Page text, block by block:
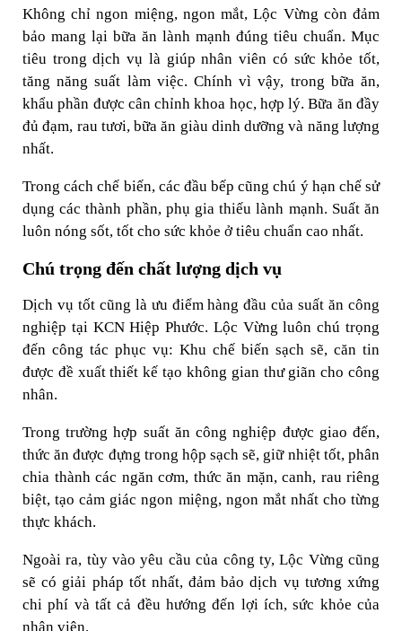
Không chỉ ngon miệng, ngon mắt, Lộc Vừng còn đảm
bảo mang lại bữa ăn lành mạnh đúng tiêu chuẩn. Mục
tiêu trong dịch vụ là giúp nhân viên có sức khỏe tốt,
tăng năng suất làm việc. Chính vì vậy, trong bữa ăn,
khẩu phần được cân chỉnh khoa học, hợp lý. Bữa ăn đầy
đủ đạm, rau tươi, bữa ăn giàu dinh dưỡng và năng lượng
nhất.
Trong cách chế biến, các đầu bếp cũng chú ý hạn chế sử
dụng các thành phần, phụ gia thiếu lành mạnh. Suất ăn
luôn nóng sốt, tốt cho sức khỏe ở tiêu chuẩn cao nhất.
Chú trọng đến chất lượng dịch vụ
Dịch vụ tốt cũng là ưu điểm hàng đầu của suất ăn công
nghiệp tại KCN Hiệp Phước. Lộc Vừng luôn chú trọng
đến công tác phục vụ: Khu chế biến sạch sẽ, căn tin
được đề xuất thiết kế tạo không gian thư giãn cho công
nhân.
Trong trường hợp suất ăn công nghiệp được giao đến,
thức ăn được đựng trong hộp sạch sẽ, giữ nhiệt tốt, phân
chia thành các ngăn cơm, thức ăn mặn, canh, rau riêng
biệt, tạo cảm giác ngon miệng, ngon mắt nhất cho từng
thực khách.
Ngoài ra, tùy vào yêu cầu của công ty, Lộc Vừng cũng
sẽ có giải pháp tốt nhất, đảm bảo dịch vụ tương xứng
chi phí và tất cả đều hướng đến lợi ích, sức khỏe của
nhân viên.